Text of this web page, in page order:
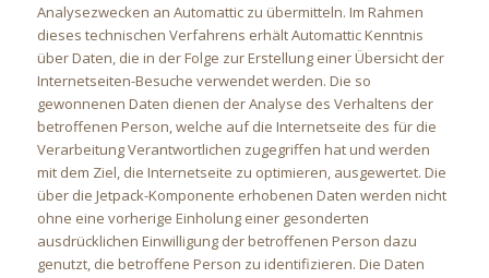
Analysezwecken an Automattic zu übermitteln. Im Rahmen
dieses technischen Verfahrens erhält Automattic Kenntnis
über Daten, die in der Folge zur Erstellung einer Übersicht der
Internetseiten-Besuche verwendet werden. Die so
gewonnenen Daten dienen der Analyse des Verhaltens der
betroffenen Person, welche auf die Internetseite des für die
Verarbeitung Verantwortlichen zugegriffen hat und werden
mit dem Ziel, die Internetseite zu optimieren, ausgewertet. Die
über die Jetpack-Komponente erhobenen Daten werden nicht
ohne eine vorherige Einholung einer gesonderten
ausdrücklichen Einwilligung der betroffenen Person dazu
genutzt, die betroffene Person zu identifizieren. Die Daten